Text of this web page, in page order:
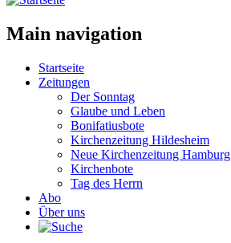
Main navigation
Startseite
Zeitungen
Der Sonntag
Glaube und Leben
Bonifatiusbote
Kirchenzeitung Hildesheim
Neue Kirchenzeitung Hamburg
Kirchenbote
Tag des Herrn
Abo
Über uns